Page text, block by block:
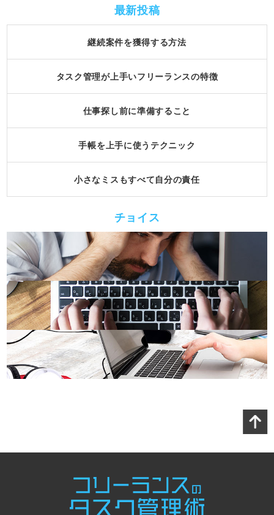
最新投稿
継続案件を獲得する方法
タスク管理が上手いフリーランスの特徴
仕事探し前に準備すること
手帳を上手に使うテクニック
小さなミスもすべて自分の責任
チョイス
Top